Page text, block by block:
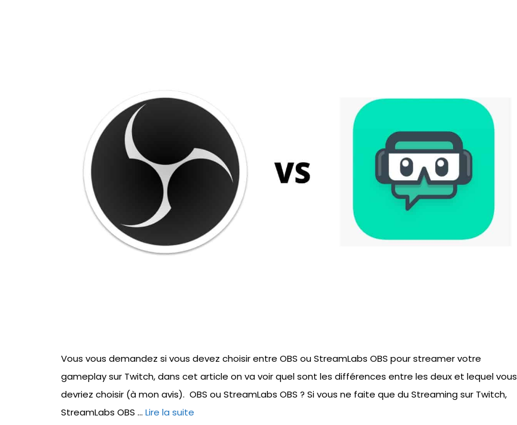
Vous vous demandez si vous devez choisir entre OBS ou StreamLabs OBS pour streamer votre
gameplay sur Twitch, dans cet article on va voir quel sont les différences entre les deux et lequel vous
devriez choisir (à mon avis). OBS ou StreamLabs OBS ? Si vous ne faite que du Streaming sur Twitch,
StreamLabs OBS … Lire la suite